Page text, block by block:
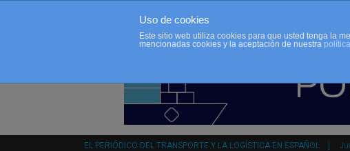
EL PERIÓDICO DEL TRANSPORTE Y LA LOGÍSTICA EN ESPAÑOL
Uso de cookies
Este sitio web utiliza cookies para que usted tenga la
mencionadas cookies y la aceptación de nuestra